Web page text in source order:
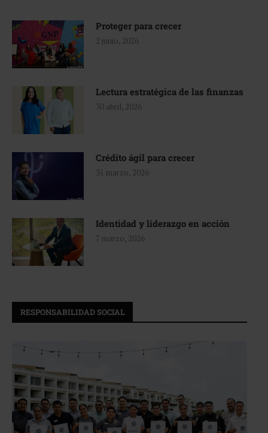
Proteger para crecer
2 junio, 2026
Lectura estratégica de las finanzas
30 abril, 2026
Crédito ágil para crecer
31 marzo, 2026
Identidad y liderazgo en acción
7 marzo, 2026
RESPONSABILIDAD SOCIAL